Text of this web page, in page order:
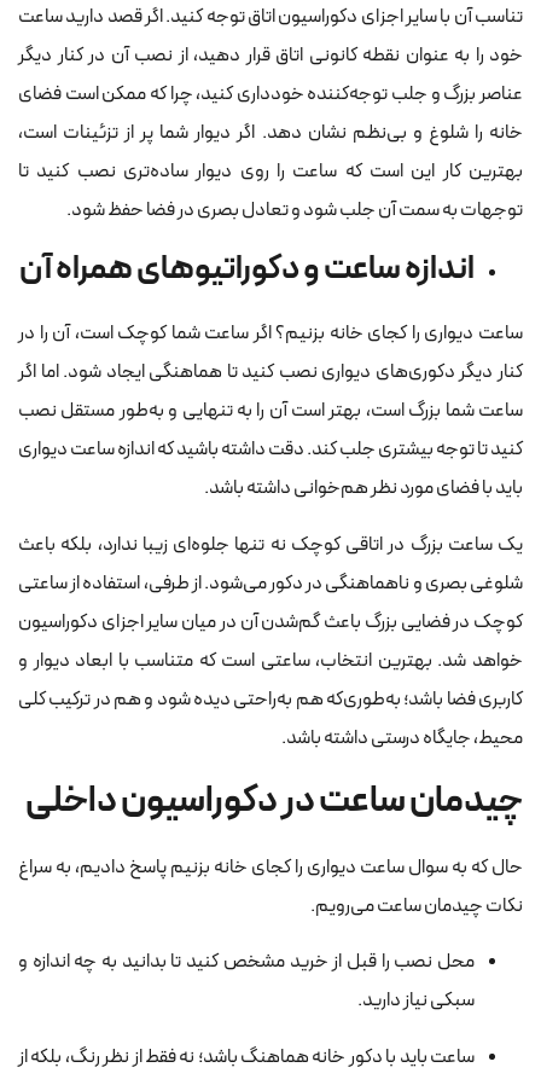
تناسب آن با سایر اجزای دکوراسیون اتاق توجه کنید. اگر قصد دارید ساعت
خود را به عنوان نقطه کانونی اتاق قرار دهید، از نصب آن در کنار دیگر
عناصر بزرگ و جلب توجه‌کننده خودداری کنید، چرا که ممکن است فضای
خانه را شلوغ و بی‌نظم نشان دهد. اگر دیوار شما پر از تزئینات است،
بهترین کار این است که ساعت را روی دیوار ساده‌تری نصب کنید تا
توجهات به سمت آن جلب شود و تعادل بصری در فضا حفظ شود.
اندازه ساعت و دکوراتیوهای همراه آن
ساعت دیواری را کجای خانه بزنیم؟ اگر ساعت شما کوچک است، آن را در
کنار دیگر دکوری‌های دیواری نصب کنید تا هماهنگی ایجاد شود. اما اگر
ساعت شما بزرگ است، بهتر است آن را به تنهایی و به‌طور مستقل نصب
کنید تا توجه بیشتری جلب کند. دقت داشته باشید که اندازه ساعت دیواری
باید با فضای مورد نظر هم‌خوانی داشته باشد.
یک ساعت بزرگ در اتاقی کوچک نه تنها جلوه‌ای زیبا ندارد، بلکه باعث
شلوغی بصری و ناهماهنگی در دکور می‌شود. از طرفی، استفاده از ساعتی
کوچک در فضایی بزرگ باعث گم‌شدن آن در میان سایر اجزای دکوراسیون
خواهد شد. بهترین انتخاب، ساعتی است که متناسب با ابعاد دیوار و
کاربری فضا باشد؛ به‌طوری‌که هم به‌راحتی دیده شود و هم در ترکیب کلی
محیط، جایگاه درستی داشته باشد.
چیدمان ساعت در دکوراسیون داخلی
حال که به سوال ساعت دیواری را کجای خانه بزنیم پاسخ دادیم، به سراغ
نکات چیدمان ساعت می‌رویم.
محل نصب را قبل از خرید مشخص کنید تا بدانید به چه اندازه و
سبکی نیاز دارید.
ساعت باید با دکور خانه هماهنگ باشد؛ نه فقط از نظر رنگ، بلکه از